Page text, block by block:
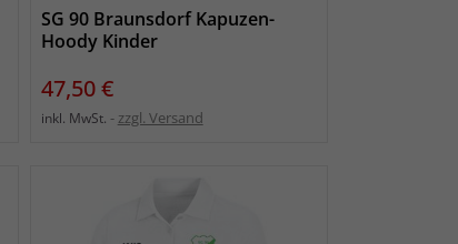
SG 90 Braunsdorf Kapuzen-
Hoody Kinder
Preis
47,50 €
inkl. MwSt. zzgl. Versand